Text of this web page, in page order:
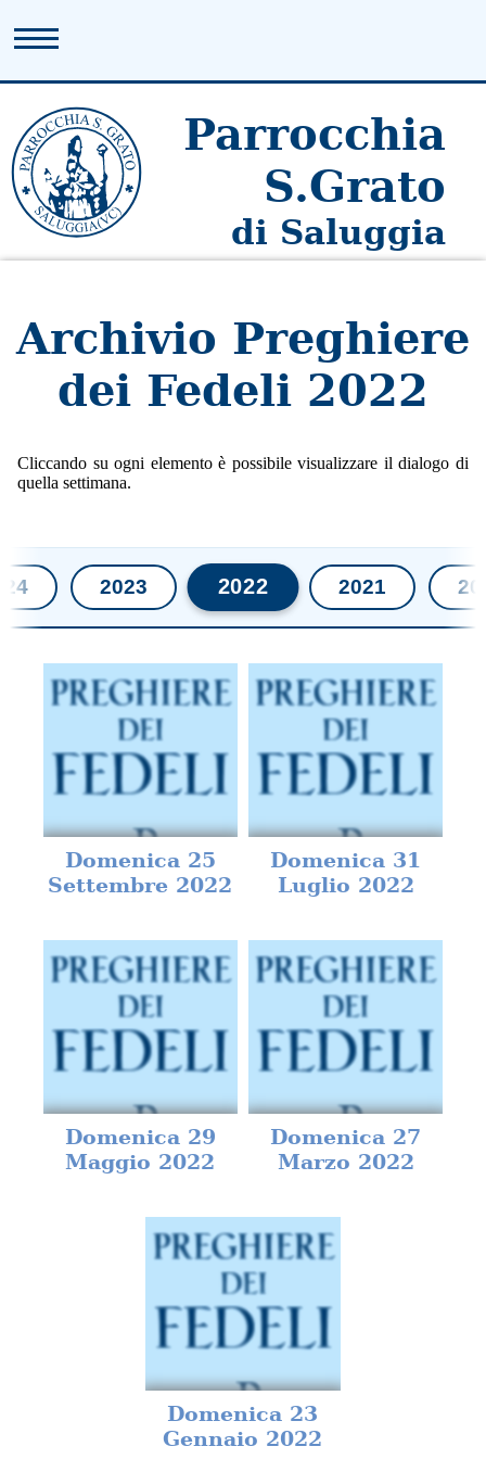
Parrocchia
S.Grato
di Saluggia
Archivio Preghiere
dei Fedeli 2022
Cliccando su ogni elemento è possibile visualizzare il dialogo di
quella settimana.
2023 2022 2021
Domenica 25
Settembre 2022
Domenica 31
Luglio 2022
Domenica 29
Maggio 2022
Domenica 27
Marzo 2022
Domenica 23
Gennaio 2022